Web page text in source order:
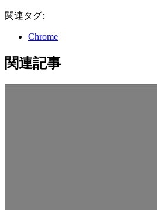
関連タグ:
Chrome
関連記事